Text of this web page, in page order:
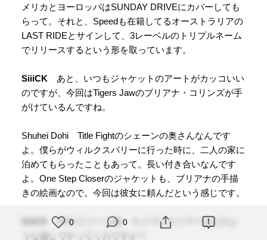
メリカとヨーロッパはSUNDAY DRIVEにカバーしても
らって。それと、Speedも在籍してるオーストラリアの
LAST RIDEとサインして、3レーベルのトリプルネーム
でリリースするという形を取っています。
SiiiCK あと、いつもジャケットのアートがカッコいい
のですが、今回はTigers Jawのブリアナ・コリンズが手
がけているんですね。
Shuhei Dohi Title Fightのシェーンの奥さんなんです
よ。僕らがウィルクスバリーに行った時に、二人の家に
泊めてもらったこともあって。長い付き合いなんです
よ。One Step Closerのジャケットも、ブリアナの手描
きの絵画なので。今回は彼女に頼んだという感じです。
EPのリリース後、ライヴとかツアーはどのよ
うな感じでやってくのですか？
0 0